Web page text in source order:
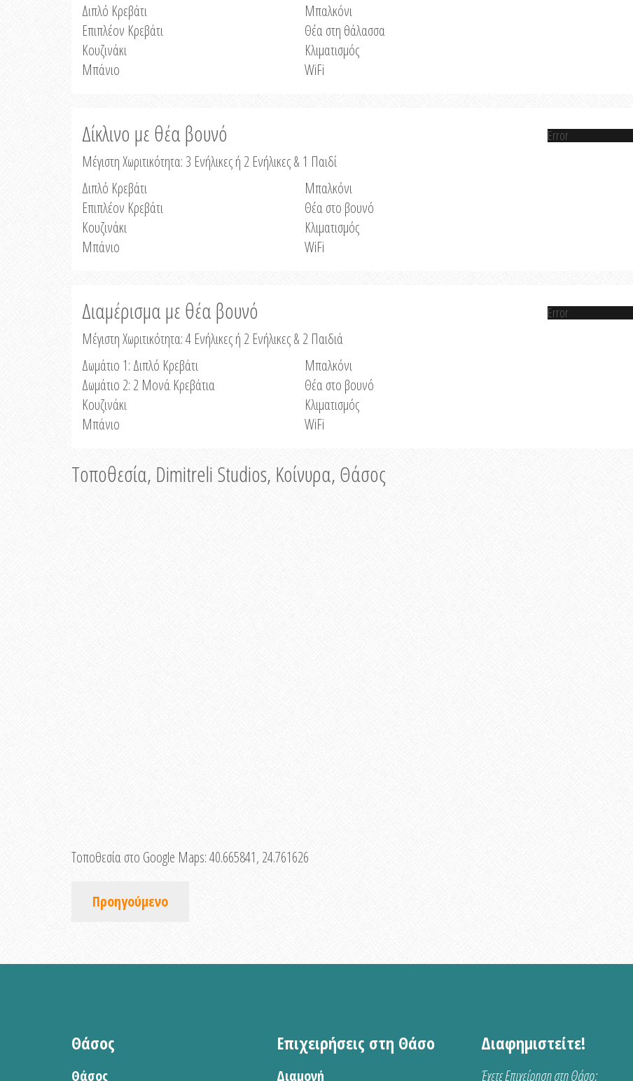
Διπλό Κρεβάτι
Επιπλέον Κρεβάτι
Κουζινάκι
Μπάνιο
Μπαλκόνι
Θέα στη θάλασσα
Κλιματισμός
WiFi
Δίκλινο με θέα βουνό
Μέγιστη Χωριτικότητα: 3 Ενήλικες ή 2 Ενήλικες & 1 Παιδί
Διπλό Κρεβάτι
Επιπλέον Κρεβάτι
Κουζινάκι
Μπάνιο
Μπαλκόνι
Θέα στο βουνό
Κλιματισμός
WiFi
Error
Διαμέρισμα με θέα βουνό
Μέγιστη Χωριτικότητα: 4 Ενήλικες ή 2 Ενήλικες & 2 Παιδιά
Δωμάτιο 1: Διπλό Κρεβάτι
Δωμάτιο 2: 2 Μονά Κρεβάτια
Κουζινάκι
Μπάνιο
Μπαλκόνι
Θέα στο βουνό
Κλιματισμός
WiFi
Error
Τοποθεσία, Dimitreli Studios, Κοίνυρα, Θάσος
Τοποθεσία στο Google Maps:40.665841, 24.761626
Προηγούμενο
Θάσος
Θάσος
Επιχειρήσεις στη Θάσο
Διαμονή
Διαφημιστείτε!
Έχετε Επιχείρηση στη Θάσο;